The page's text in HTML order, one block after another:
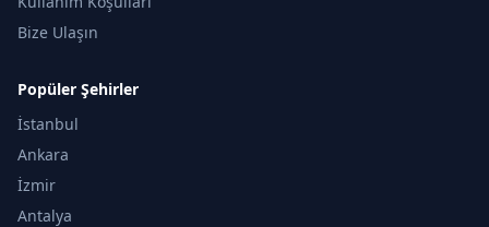
Bize Ulaşın
Popüler Şehirler
İstanbul
Ankara
İzmir
Antalya